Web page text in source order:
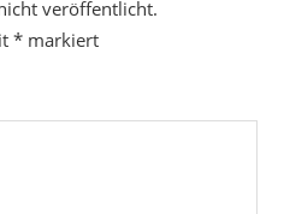
veröffentlicht.
*markiert